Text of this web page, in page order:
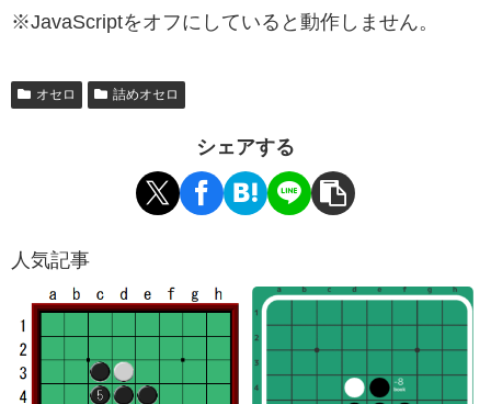
※JavaScriptをオフにしていると動作しません。
オセロ 詰めオセロ
シェアする
人気記事